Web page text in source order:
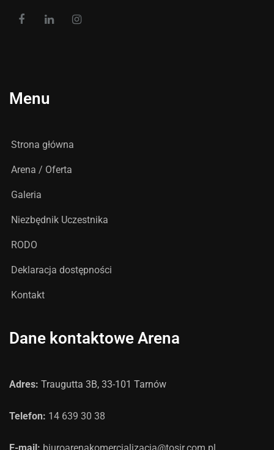
Menu
Strona główna
Arena / Oferta
Galeria
Niezbędnik Uczestnika
RODO
Deklaracja dostępności
Kontakt
Dane kontaktowe Arena
Adres: Traugutta 3B, 33-101 Tarnów
Telefon: 14 639 30 38